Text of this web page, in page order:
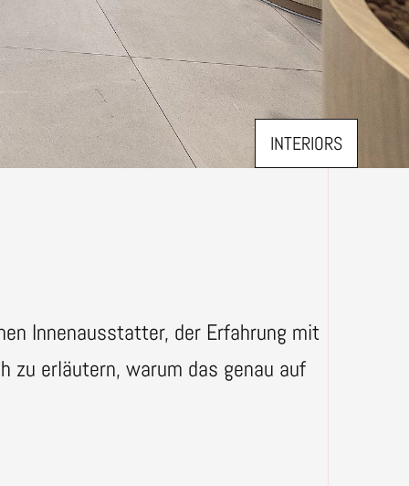
INTERIORS
Innenausstatter, der Erfahrung mit
zu erläutern, warum das genau auf